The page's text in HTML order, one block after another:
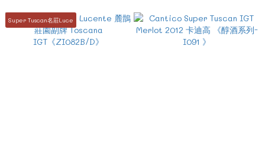
Super Tuscan名莊Luce